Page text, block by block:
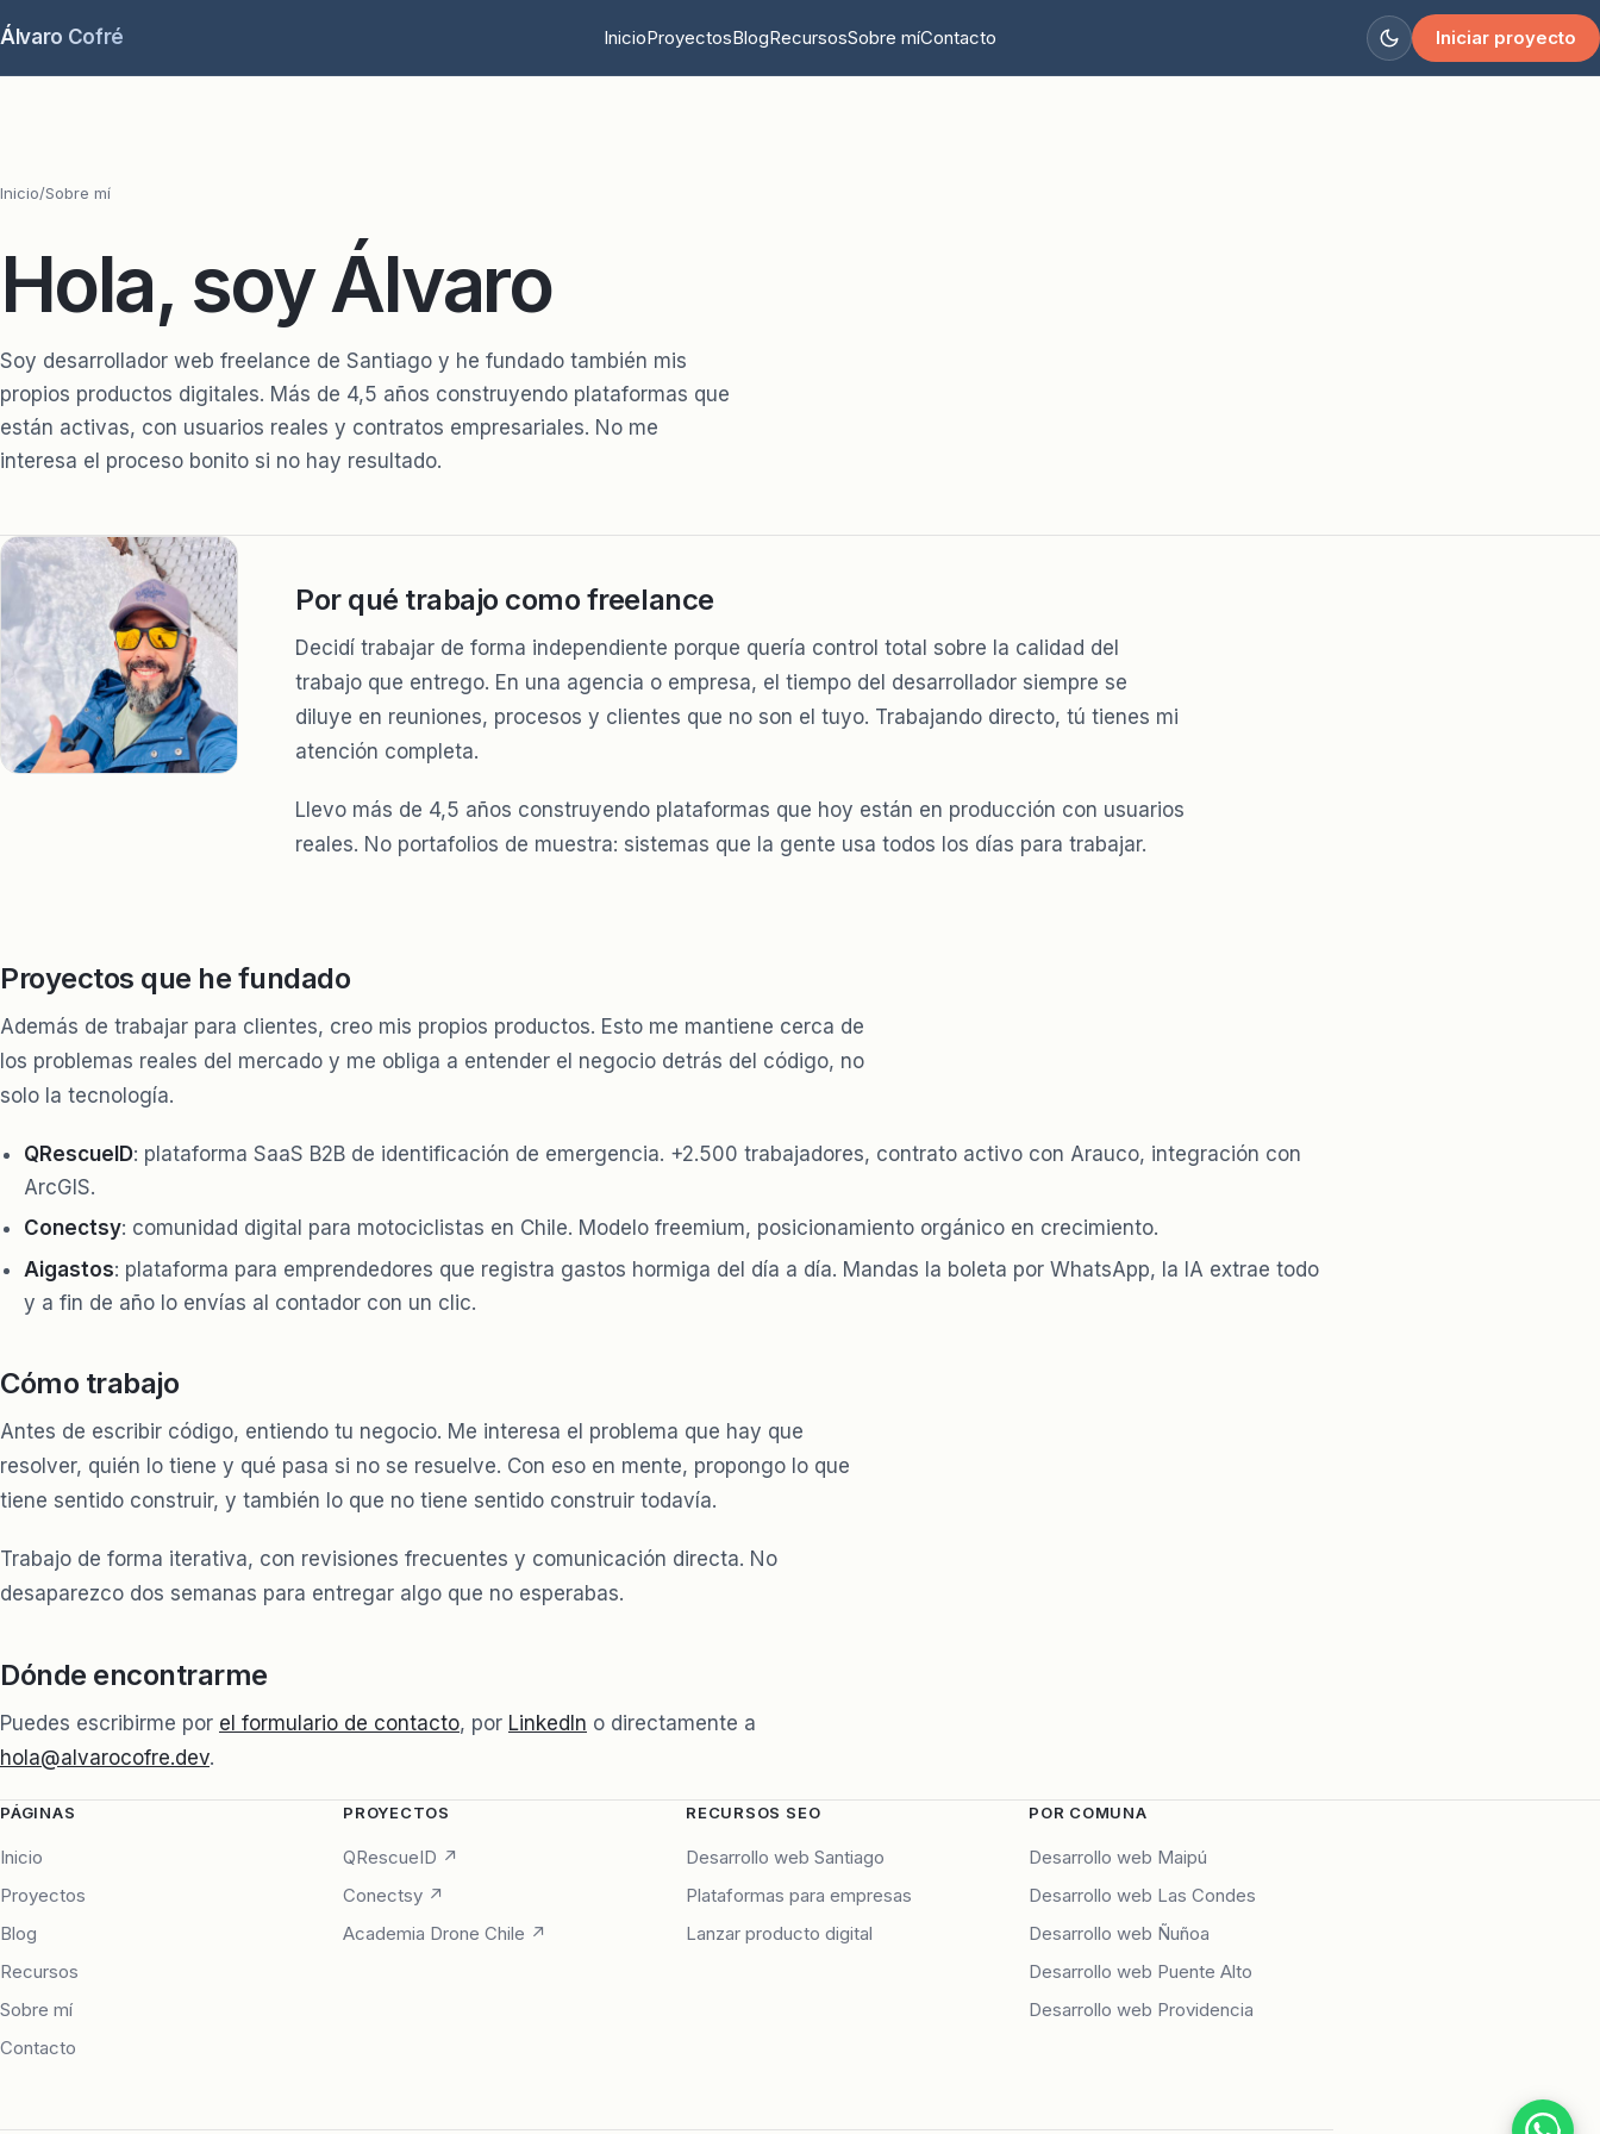
Álvaro Cofré InicioProyectosBlogRecursosSobre míContacto Iniciar proyecto
Inicio/Sobre mí
Hola, soy Álvaro
Soy desarrollador web freelance de Santiago y he fundado también mis
propios productos digitales. Más de 4,5 años construyendo plataformas que
están activas, con usuarios reales y contratos empresariales. No me
interesa el proceso bonito si no hay resultado.
Por qué trabajo como freelance
Decidí trabajar de forma independiente porque quería control total sobre la calidad del
trabajo que entrego. En una agencia o empresa, el tiempo del desarrollador siempre se
diluye en reuniones, procesos y clientes que no son el tuyo. Trabajando directo, tú tienes mi
atención completa.
Llevo más de 4,5 años construyendo plataformas que hoy están en producción con usuarios
reales. No portafolios de muestra: sistemas que la gente usa todos los días para trabajar.
Proyectos que he fundado
Además de trabajar para clientes, creo mis propios productos. Esto me mantiene cerca de
los problemas reales del mercado y me obliga a entender el negocio detrás del código, no
solo la tecnología.
QRescueID: plataforma SaaS B2B de identificación de emergencia. +2.500 trabajadores, contrato activo con Arauco, integración con
ArcGIS.
Conectsy: comunidad digital para motociclistas en Chile. Modelo freemium, posicionamiento orgánico en crecimiento.
Aigastos: plataforma para emprendedores que registra gastos hormiga del día a día. Mandas la boleta por WhatsApp, la IA extrae todo
y a fin de año lo envías al contador con un clic.
Cómo trabajo
Antes de escribir código, entiendo tu negocio. Me interesa el problema que hay que
resolver, quién lo tiene y qué pasa si no se resuelve. Con eso en mente, propongo lo que
tiene sentido construir, y también lo que no tiene sentido construir todavía.
Trabajo de forma iterativa, con revisiones frecuentes y comunicación directa. No
desaparezco dos semanas para entregar algo que no esperabas.
Dónde encontrarme
Puedes escribirme por el formulario de contacto, por LinkedIn o directamente a
hola@alvarocofre.dev.
PÁGINAS
Inicio
Proyectos
Blog
Recursos
Sobre mí
Contacto
PROYECTOS
QRescueID ↗
Conectsy ↗
Academia Drone Chile ↗
RECURSOS SEO
Desarrollo web Santiago
Plataformas para empresas
Lanzar producto digital
POR COMUNA
Desarrollo web Maipú
Desarrollo web Las Condes
Desarrollo web Ñuñoa
Desarrollo web Puente Alto
Desarrollo web Providencia